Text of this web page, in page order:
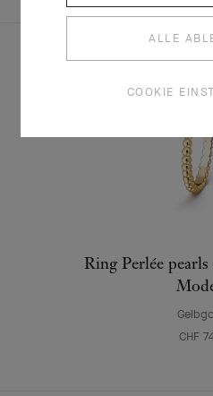
Ring Perlée
CHF
ALLE
COOKIE